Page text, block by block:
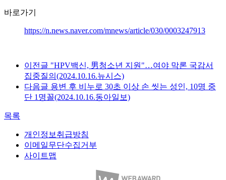
바로가기
https://n.news.naver.com/mnews/article/030/0003247913
이전글 "HPV백신, 男청소년 지원"…여야 막론 국감서
집중질의(2024.10.16.뉴시스)
다음글 용변 후 비누로 30초 이상 손 씻는 성인, 10명 중
단 1명꼴(2024.10.16.동아일보)
목록
개인정보취급방침
이메일무단수집거부
사이트맵